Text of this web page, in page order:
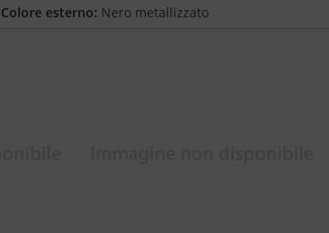
Colore esterno: Nero metallizzato